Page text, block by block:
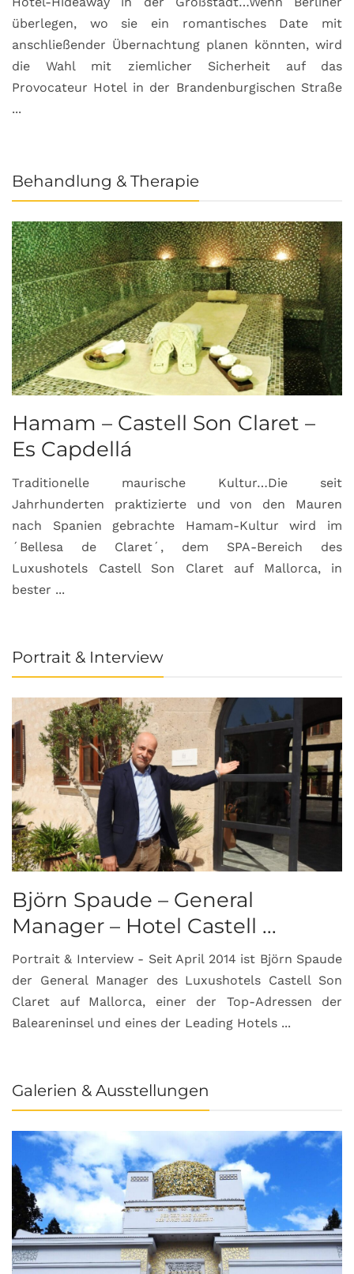
überlegen, wo sie ein romantisches Date mit
anschließender Übernachtung planen könnten, wird
die Wahl mit ziemlicher Sicherheit auf das
Provocateur Hotel in der Brandenburgischen Straße
...
Behandlung & Therapie
Hamam – Castell Son Claret –
Es Capdellá
Traditionelle maurische Kultur…Die seit
Jahrhunderten praktizierte und von den Mauren
nach Spanien gebrachte Hamam-Kultur wird im
´Bellesa de Claret´, dem SPA-Bereich des
Luxushotels Castell Son Claret auf Mallorca, in
bester ...
Portrait & Interview
Björn Spaude – General
Manager – Hotel Castell ...
Portrait & Interview - Seit April 2014 ist Björn Spaude
der General Manager des Luxushotels Castell Son
Claret auf Mallorca, einer der Top-Adressen der
Baleareninsel und eines der Leading Hotels ...
Galerien & Ausstellungen